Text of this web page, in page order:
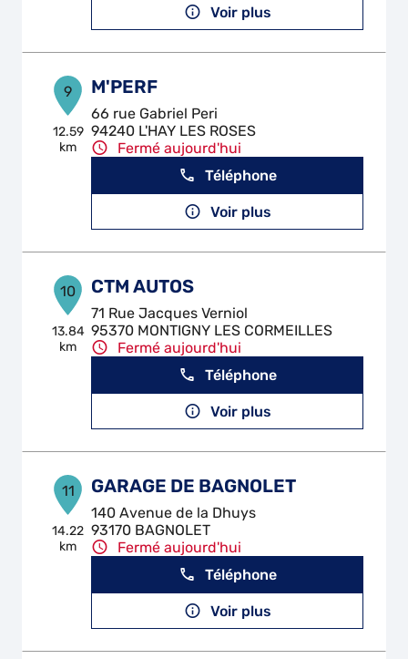
Voir plus
9
12.59
km
M'PERF
66 rue Gabriel Peri
94240 L'HAY LES ROSES
Fermé aujourd'hui
Téléphone
Voir plus
10
13.84
km
CTM AUTOS
71 Rue Jacques Verniol
95370 MONTIGNY LES CORMEILLES
Fermé aujourd'hui
Téléphone
Voir plus
11
14.22
km
GARAGE DE BAGNOLET
140 Avenue de la Dhuys
93170 BAGNOLET
Fermé aujourd'hui
Téléphone
Voir plus